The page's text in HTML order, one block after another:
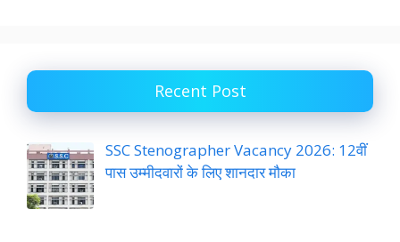
Recent Post
SSC Stenographer Vacancy 2026: 12वीं
पास उम्मीदवारों के लिए शानदार मौका